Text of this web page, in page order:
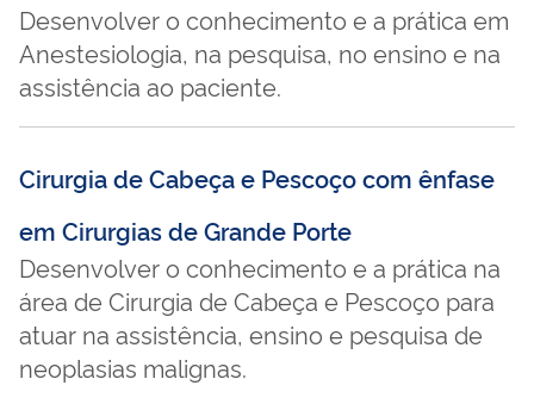
Desenvolver o conhecimento e a prática em
Anestesiologia, na pesquisa, no ensino e na
assistência ao paciente.
Cirurgia de Cabeça e Pescoço com ênfase
em Cirurgias de Grande Porte
Desenvolver o conhecimento e a prática na
área de Cirurgia de Cabeça e Pescoço para
atuar na assistência, ensino e pesquisa de
neoplasias malignas.